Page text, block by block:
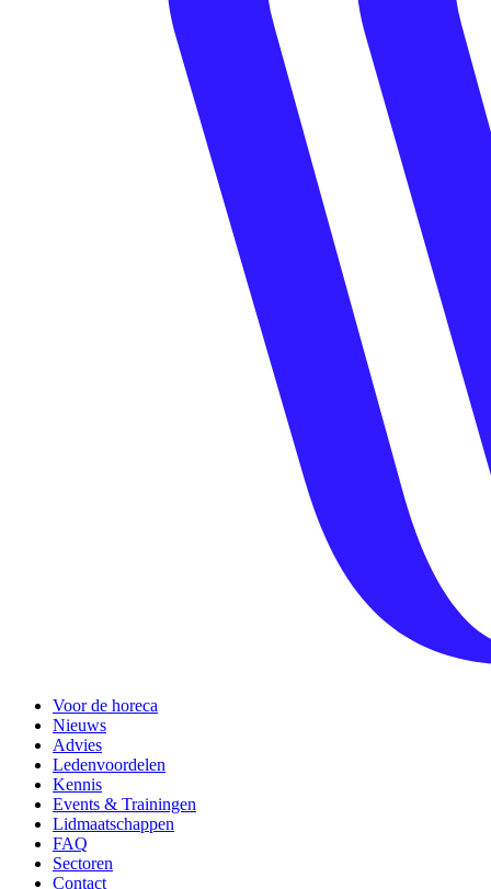
Voor de horeca
Nieuws
Advies
Ledenvoordelen
Kennis
Events & Trainingen
Lidmaatschappen
FAQ
Sectoren
Contact